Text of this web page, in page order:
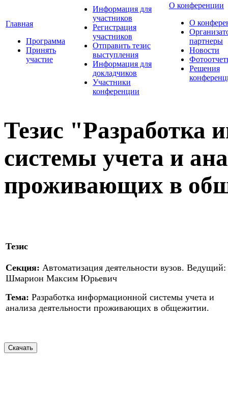
Главная
Программа
Принять
участие
Информация для
участников
Регистрация
участников
Отправить тезис
выступления
Информация для
докладчиков
Участники
конференции
О конференции
О
партнеры
Новости
Решения
Тезис "Разработка
системы учета и
проживающих в
Тезис
Секция: Автоматизация деятельности вузов. Ведущий:
Шмарион Максим Юрьевич
Тема: Разработка информационной системы учета и
анализа деятельности проживающих в общежитии.